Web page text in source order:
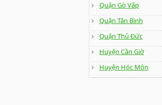
Quận Gò Vấp
Quận Tân Bình
Quận Thủ Đức
Huyện Cần Giờ
Huyện Hóc Môn